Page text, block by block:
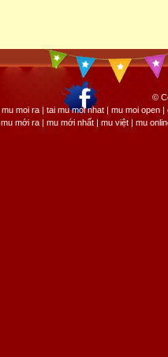
©
mu moi ra | tai mu moi nhat | mu moi open
mu mới ra | mu mới nhất | mu việt | mu